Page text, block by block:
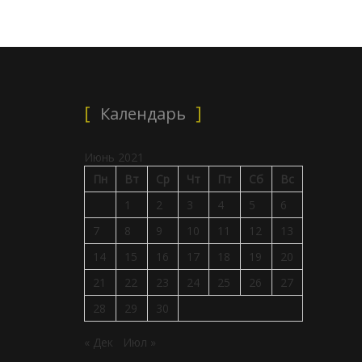
Календарь
Июнь 2021
Пн
Вт Ср Чт Пт Сб
Вс
1
2 3 4 5
6
7
8 9 10 11 12
13
14
15 16 17 18 19
20
21
22 23 24 25 26
27
28
29 30
« Дек Июл »